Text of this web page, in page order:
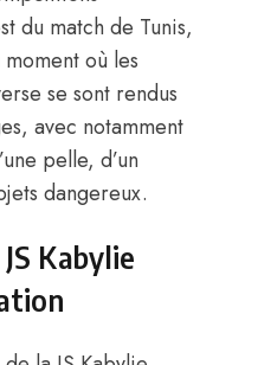
du match de Tunis,
où les
se sont rendus
avec notamment
pelle, d’un
dangereux.
Kabylie